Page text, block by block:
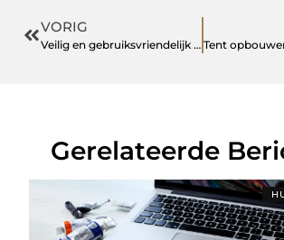
VORIG
Veilig en gebruiksvriendelijk EPD voor de GGZ
Gerelateerde